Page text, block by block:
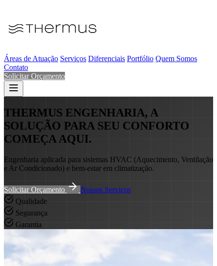
Áreas de Atuação Serviços Diferenciais Portfólio Quem Somos
Contato
Solicitar Orçamento
THERMUS ENGENHARIA, A
SOLUÇÃO PARA SEU CONFORTO
COMEÇA AQUI.
Engenharia aplicada para sistemas HVAC (Aquecimento, Ventilação
e Ar Condicionado) e bem-estar em climatização.
Solicitar Orçamento
Nossos Serviços
Qualidade
Segurança
Garantia